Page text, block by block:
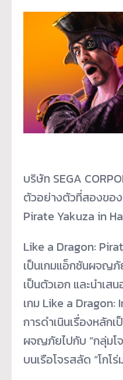
บริษัท SEGA
ตัวอย่างตัวที่สองขอ
Pirate Yakuza in
Like a Dragon:
เป็นเกมแอ็กชันผจญภั
เป็นตัวเอก และนำเส
เกม Like a Dragon:
การดำเนินเรื่องหลักเ
ผจญภัยไปกับ “กลุ่มโ
บนเรือโจรสลัด “โกโ